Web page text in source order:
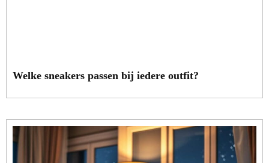
Welke sneakers passen bij iedere outfit?